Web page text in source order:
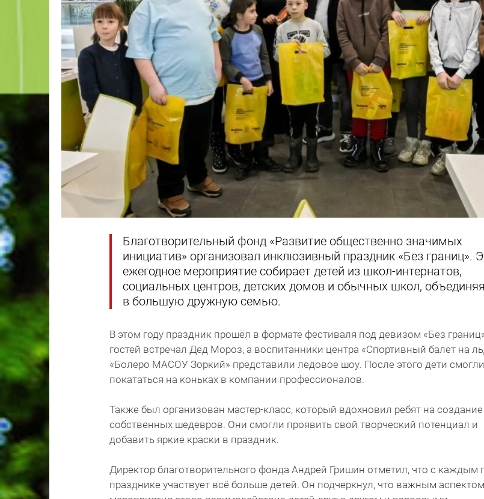
Благотворительный фонд «Развитие общественно значимых
инициатив» организовал инклюзивный праздник «Без границ».
ежегодное мероприятие собирает детей из школ-интернатов,
социальных центров, детских домов и обычных школ,
в большую дружную семью.
В этом году праздник прошёл в формате фестиваля под девизом «Без
гостей встречал Дед Мороз, а воспитанники центра «Спортивный балет на
«Болеро МАСОУ Зоркий» представили ледовое шоу. После этого дети смогли
покататься на коньках в компании профессионалов.
Также был организован мастер-класс, который вдохновил ребят на создание
собственных шедевров. Они смогли проявить свой творческий потенциал и
добавить яркие краски в праздник.
Директор благотворительного фонда Андрей Гришин отметил, что с каждым
празднике участвует всё больше детей. Он подчеркнул, что важным аспектом